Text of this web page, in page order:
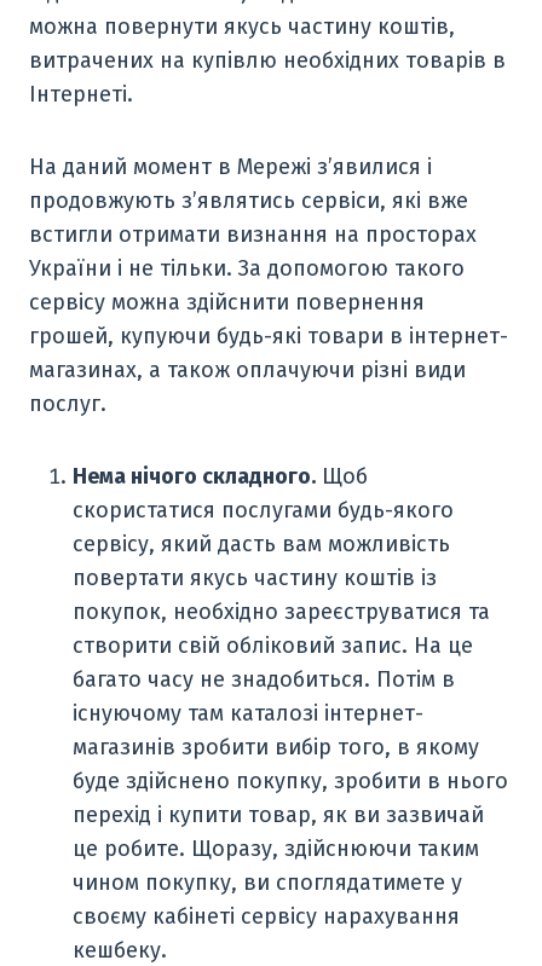
можна повернути якусь частину коштів,
витрачених на купівлю необхідних товарів в
Інтернеті.
На даний момент в Мережі з’явилися і
продовжують з’являтись сервіси, які вже
встигли отримати визнання на просторах
України і не тільки. За допомогою такого
сервісу можна здійснити повернення
грошей, купуючи будь-які товари в інтернет-
магазинах, а також оплачуючи різні види
послуг.
Нема нічого складного. Щоб
скористатися послугами будь-якого
сервісу, який дасть вам можливість
повертати якусь частину коштів із
покупок, необхідно зареєструватися та
створити свій обліковий запис. На це
багато часу не знадобиться. Потім в
існуючому там каталозі інтернет-
магазинів зробити вибір того, в якому
буде здійснено покупку, зробити в нього
перехід і купити товар, як ви зазвичай
це робите. Щоразу, здійснюючи таким
чином покупку, ви споглядатимете у
своєму кабінеті сервісу нарахування
кешбеку.